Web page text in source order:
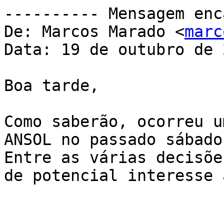
---------- Mensagem
De: Marcos Marado <
Data: 19 de outubro de
Boa tarde,
Como saberão, ocorreu
ANSOL no passado
Entre as várias
de potencial